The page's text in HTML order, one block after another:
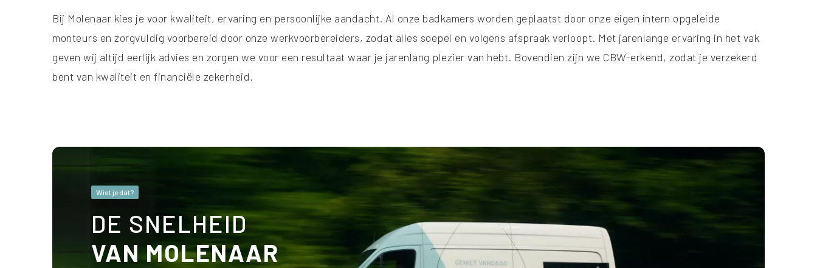
Bij Molenaar kies je voor kwaliteit, ervaring en persoonlijke aandacht. Al onze badkamers worden geplaatst door onze eigen intern opgeleide
monteurs en zorgvuldig voorbereid door onze werkvoorbereiders, zodat alles soepel en volgens afspraak verloopt. Met jarenlange ervaring in het vak
geven wij altijd eerlijk advies en zorgen we voor een resultaat waar je jarenlang plezier van hebt. Bovendien zijn we CBW-erkend, zodat je verzekerd
bent van kwaliteit en financiële zekerheid.
Wist je dat?
DE SNELHEID
VAN MOLENAAR